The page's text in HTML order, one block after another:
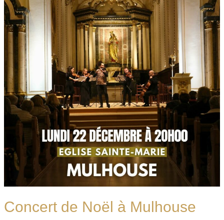
Concert de Noël à Mulhouse
Noël
à
Mulhouse